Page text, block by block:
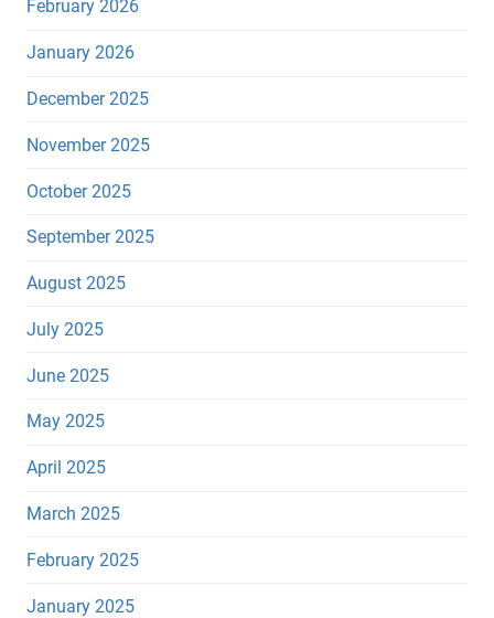
February 2026
January 2026
December 2025
November 2025
October 2025
September 2025
August 2025
July 2025
June 2025
May 2025
April 2025
March 2025
February 2025
January 2025